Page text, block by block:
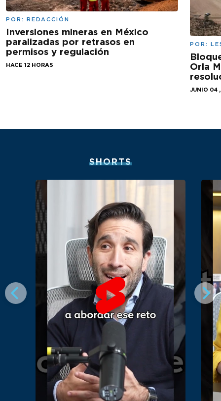
POR: REDACCIÓN
Inversiones mineras en México
paralizadas por retrasos en
permisos y regulación
HACE 12 HORAS
POR:
Orla
JUNIO 04
SHORTS